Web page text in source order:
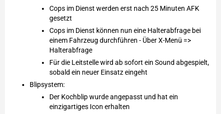
Cops im Dienst werden erst nach 25 Minuten AFK
gesetzt
Cops im Dienst können nun eine Halterabfrage bei
einem Fahrzeug durchführen - Über X-Menü =>
Halterabfrage
Für die Leitstelle wird ab sofort ein Sound abgespielt,
sobald ein neuer Einsatz eingeht
Blipsystem:
Der Kochblip wurde angepasst und hat ein
einzigartiges Icon erhalten